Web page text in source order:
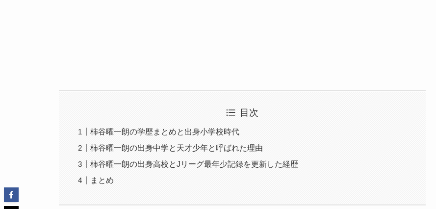
目次
柿谷曜一朗の学歴まとめと出身小学校時代
柿谷曜一朗の出身中学と天才少年と呼ばれた理由
柿谷曜一朗の出身高校とJリーグ最年少記録を更新した経歴
まとめ